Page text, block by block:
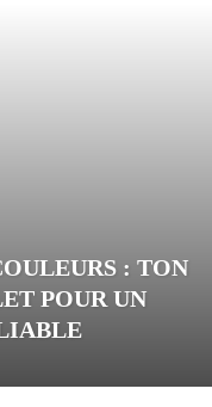
: TON
POUR UN